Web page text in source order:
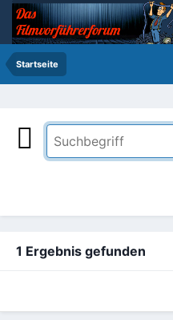
Startseite
1 Ergebnis gefunden